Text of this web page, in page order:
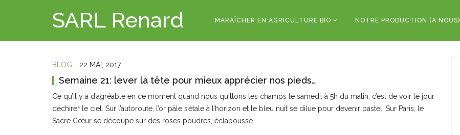
SARL Renard MARAÎCHER EN AGRICULTURE BIO NOTRE PRODUCTION (A NOUS)
BLOG 22 MAI, 2017
Semaine 21: lever la tête pour mieux apprécier nos pieds…
Ce qu’il y a d’agréable en ce moment quand nous quittons les champs le samedi, à 5h du matin, c’est de voir le jour
déchirer le ciel. Sur l’autoroute, l’or pâle s’étale à l’horizon et le bleu nuit se dilue pour devenir pastel. Sur Paris, le
Sacré Cœur se découpe sur des roses poudres, éclaboussé